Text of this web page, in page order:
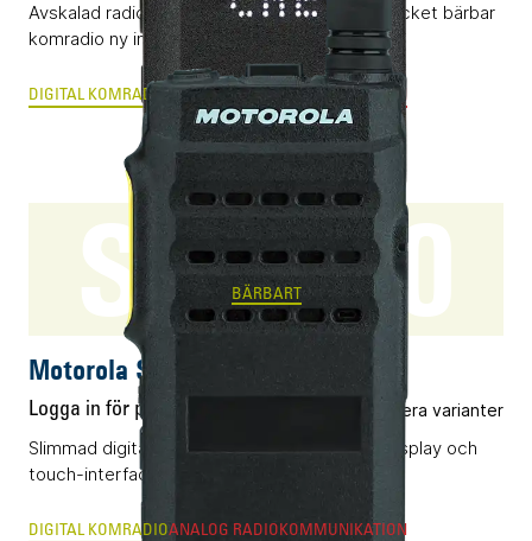
Avskalad radio baserad på DMR som ger uttrycket bärbar
komradio ny innebörd.
DIGITAL KOMRADIO ANALOG RADIOKOMMUNIKATION
SL2600
BÄRBART
Motorola SL2600
Logga in för pris Flera varianter
Slimmad digital komradio (DMR) med infälld display och
touch-interface.
DIGITAL KOMRADIOANALOG RADIOKOMMUNIKATION